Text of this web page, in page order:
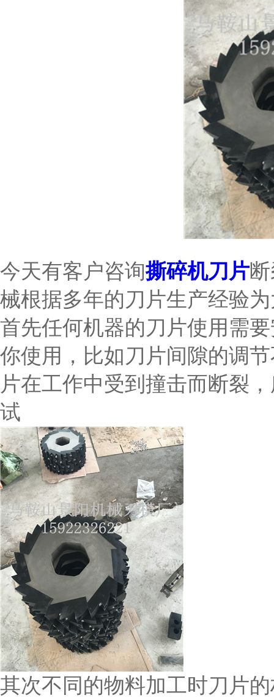
今天有客户咨询撕碎机刀片
械根据多年的刀片生产经验
首先任何机器的刀片使用需
你使用，比如刀片间隙的调
片在工作中受到撞击而断裂
试
其次不同的物料加工时刀片